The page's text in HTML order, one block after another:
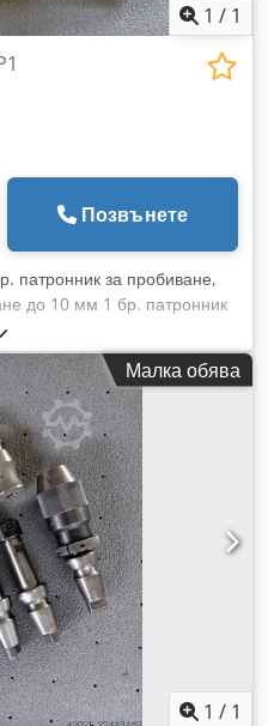
1 / 1
Позвънете
патронник за пробиване,
до 10 мм 1 бр. патронник
захващане от 3 до 13 мм. .
за бърза смяна SF 32:
и контрагайка, ER 32 2 бр.
ER 25 1 бр.
Малка обява
1 / 1